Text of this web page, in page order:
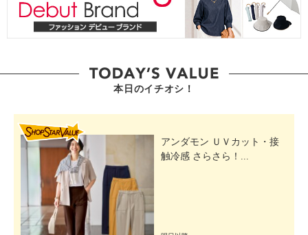
本日のイチオシ！
アンダモン ＵＶカット・接
触冷感 さらさら！...